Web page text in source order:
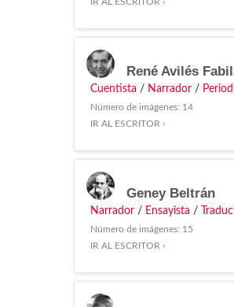
René Avilés
Cuentista / Narrador /
Número de imágenes: 14
IR AL ESCRITOR ›
Geney Beltrán
Narrador / Ensayista /
Número de imágenes: 15
IR AL ESCRITOR ›